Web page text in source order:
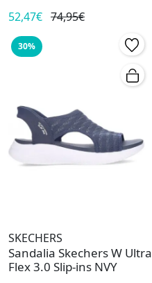
52,47€ 74,95€
30%
SKECHERS
Sandalia Skechers W Ultra
Flex 3.0 Slip-ins NVY